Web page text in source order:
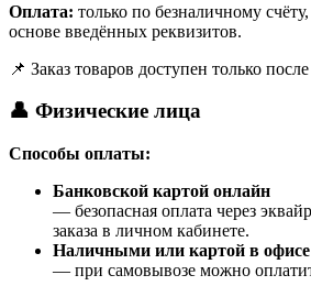
Оплата: только по безналичному
основе введённых реквизитов.
📌 Заказ товаров доступен только
👤 Физические лица
Способы оплаты:
Банковской картой онлайн
— безопасная оплата через
заказа в личном кабинете.
Наличными или картой в офисе
— при самовывозе можно